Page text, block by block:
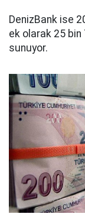
DenizBank ise
ek olarak 25 bin
sunuyor.